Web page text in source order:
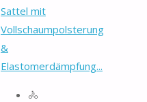
Sattel mit
Vollschaumpolsterung
&
Elastomerdämpfung...
🚴